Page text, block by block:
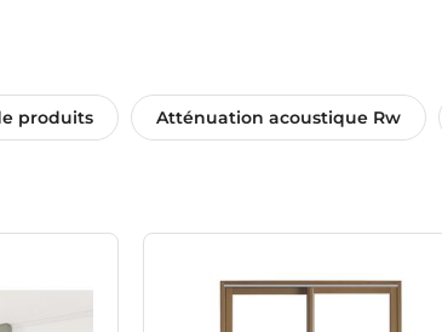
produits Atténuation acoustique Rw